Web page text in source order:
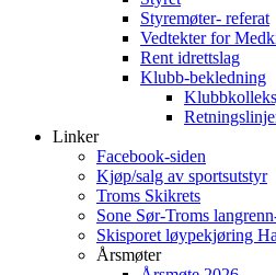
Styremøter- referat
Vedtekter for
Rent idrettslag
Klubb-bekledning
Linker
Facebook-siden
Kjøp/salg av sportsutstyr
Troms Skikrets
Sone Sør-Troms
Skisporet løypekjøring
Årsmøter